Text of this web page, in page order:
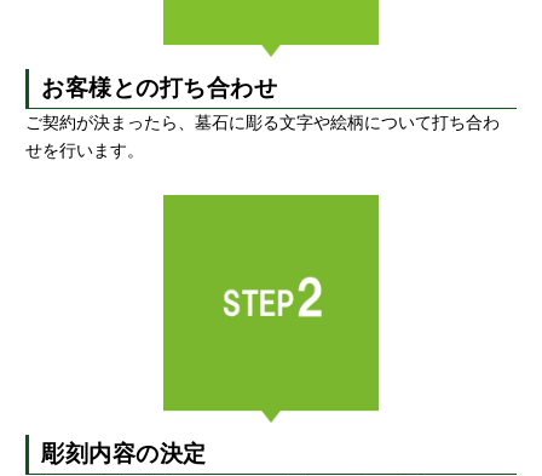
お客様との打ち合わせ
ご契約が決まったら、墓石に彫る文字や絵柄について打ち合わ
せを行います。
彫刻内容の決定